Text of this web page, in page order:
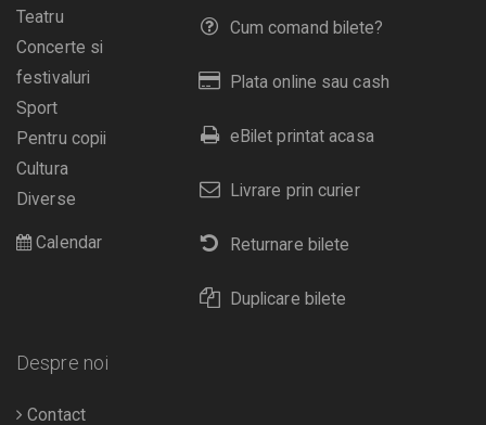
Cum comand bilete?
Plata online sau cash
eBilet printat acasa
Livrare prin curier
Returnare bilete
Duplicare bilete
Teatru
Concerte si
festivaluri
Sport
Pentru copii
Cultura
Diverse
Calendar
Despre noi
Contact